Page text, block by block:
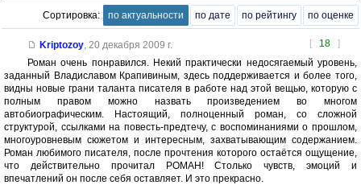
Сортировка: по актуальности по дате по рейтингу по оценке
[ 18 ]
Kriptozoy, 20 декабря 2009 г.
Роман очень понравился. Некий практически недосягаемый уровень,
заданный Владиславом Крапивиным, здесь поддерживается и более того,
видны новые грани таланта писателя в работе над этой вещью, которую с
полным правом можно назвать произведением во многом
автобиографическим. Настоящий, полноценный роман, со сложной
структурой, ссылками на повесть-предтечу, с воспоминаниями о прошлом,
многоуровневым сюжетом и интересным, захватывающим содержанием.
Роман любимого писателя, после прочтения которого остаётся ощущение,
что действительно прочитал РОМАН! Столько чувств, эмоций и
впечатлений он после себя оставляет. И это прекрасно.